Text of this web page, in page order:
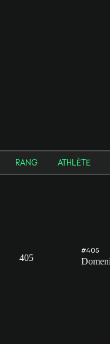
RANG ATHLÈTE
405
#405